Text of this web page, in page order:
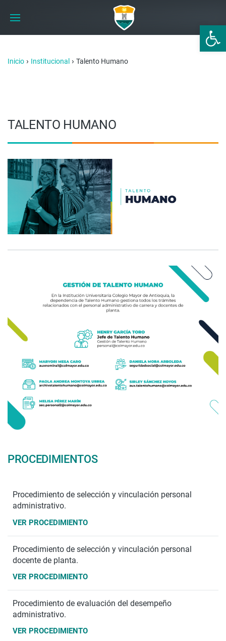
Abrir
Inicio › Institucional › Talento Humano
TALENTO HUMANO
PROCEDIMIENTOS
Procedimiento de selección y vinculación personal
administrativo.
VER PROCEDIMIENTO
Procedimiento de selección y vinculación personal
docente de planta.
VER PROCEDIMIENTO
Procedimiento de evaluación del desempeño
administrativo.
VER PROCEDIMIENTO